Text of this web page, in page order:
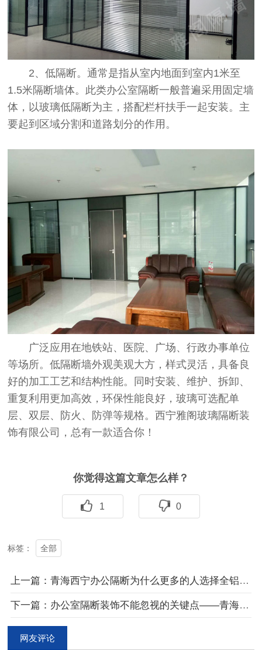
2、低隔断。通常是指从室内地面到室内1米至
1.5米隔断墙体。此类办公室隔断一般普遍采用固定墙
体，以玻璃低隔断为主，搭配栏杆扶手一起安装。主
要起到区域分割和道路划分的作用。
广泛应用在地铁站、医院、广场、行政办事单位
等场所。低隔断墙外观美观大方，样式灵活，具备良
好的加工工艺和结构性能。同时安装、维护、拆卸、
重复利用更加高效，环保性能良好，玻璃可选配单
层、双层、防火、防弹等规格。西宁雅阁玻璃隔断装
饰有限公司，总有一款适合你！
你觉得这篇文章怎么样？
1 0
标签： 全部
上一篇：青海西宁办公隔断为什么更多的人选择全铝隔断
下一篇：办公室隔断装饰不能忽视的关键点——青海西宁办公室玻璃隔断墙
网友评论